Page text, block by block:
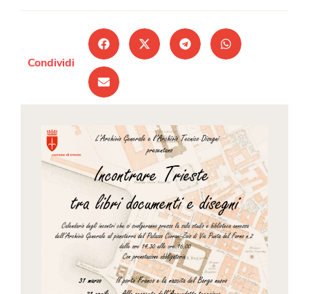
Condividi